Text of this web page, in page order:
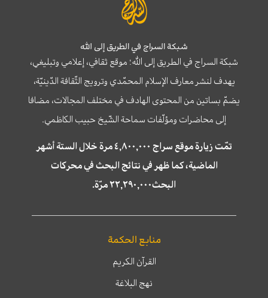
شبكة السراج في الطريق إلى الله
شبكة السراج في الطريق إلى الله؛ موقع ثقافي، إعلامي وتبليغي،
يهدف لنشر معارف الإسلام المحمّدي وترويج الثّقافة الدّينيّة،
يضمّ بساتين من المحتوى الهادف في مختلف المجالات، مضافا
إلى محاضرات ومؤلّفات سماحة الشّيخ حبيب الكاظمي.
تمّت زيارة موقع سراج ٤,٨٠٠,٠٠٠ مرة خلال الستة أشهر
الماضية، كما ظهر في نتائج البحث في محركات
البحث٢٢,٢٩٠,٠٠٠ مرّة.
منابع الحكمة
القرآن الكريم
نهج البلاغة